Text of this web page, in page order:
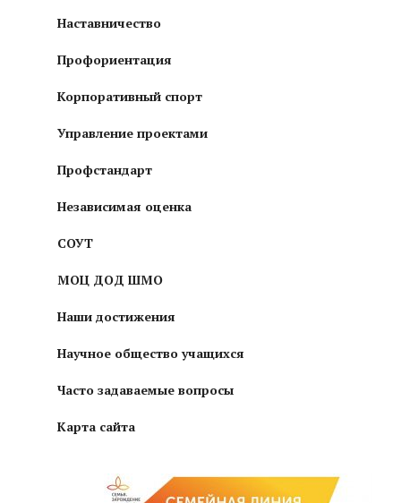
Наставничество
Профориентация
Корпоративный спорт
Управление проектами
Профстандарт
Независимая оценка
СОУТ
МОЦ ДОД ШМО
Наши достижения
Научное общество учащихся
Часто задаваемые вопросы
Карта сайта